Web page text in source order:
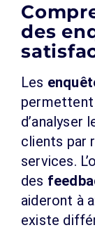
des
Les
permettent
d’analyser
clients par
services.
des
aideront à
existe